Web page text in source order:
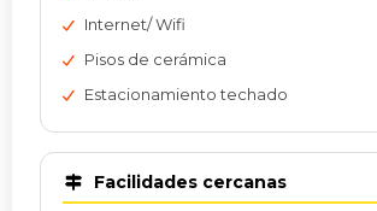
Internet/ Wifi
Pisos de cerámica
Estacionamiento techado
Facilidades cercanas